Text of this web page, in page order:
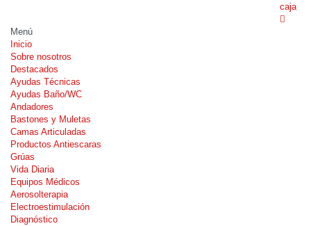
caja
Menú
Inicio
Sobre nosotros
Destacados
Ayudas Técnicas
Ayudas Baño/WC
Andadores
Bastones y Muletas
Camas Articuladas
Productos Antiescaras
Grúas
Vida Diaria
Equipos Médicos
Aerosolterapia
Electroestimulación
Diagnóstico